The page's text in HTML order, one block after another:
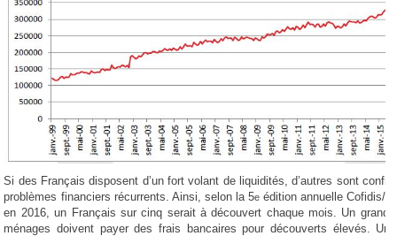
Si des Français disposent d’un fort volant de liquidités, d’autres sont
problèmes financiers récurrents. Ainsi, selon la 5e édition annuelle Cofidis/
en 2016, un Français sur cinq serait à découvert chaque mois. Un grand
ménages doivent payer des frais bancaires pour découverts élevés.